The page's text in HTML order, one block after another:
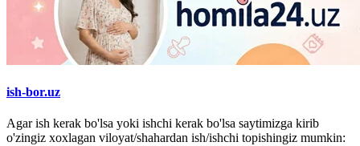
ish-bor.uz
Agar ish kerak bo'lsa yoki ishchi kerak bo'lsa saytimizga kirib
o'zingiz xoxlagan viloyat/shahardan ish/ishchi topishingiz mumkin: